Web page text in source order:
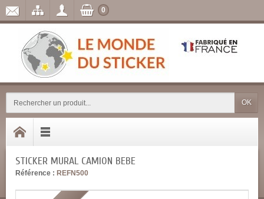
OK
0
STICKER MURAL CAMION BEBE
Référence : REFN500